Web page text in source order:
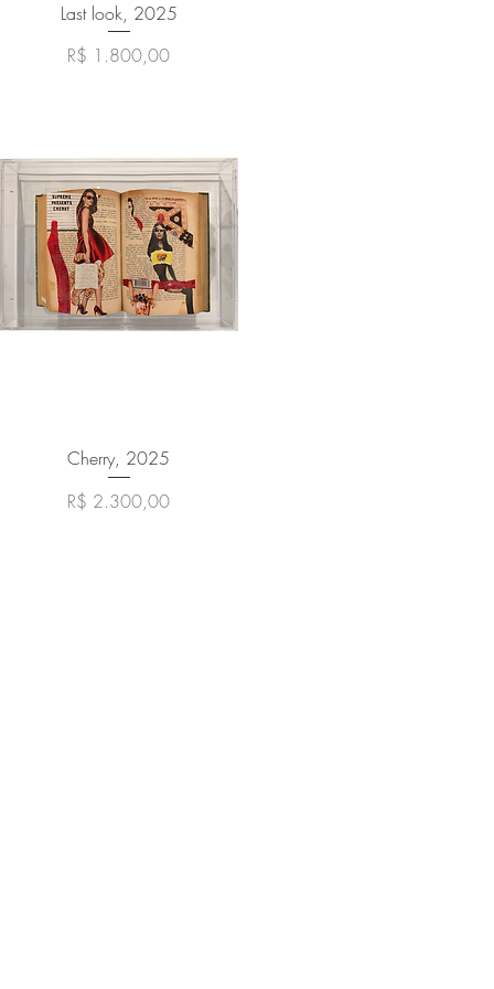
Visualização rápida
Last look, 2025
Preço
R$ 1.800,00
Visualização rápida
Cherry, 2025
Preço
R$ 2.300,00